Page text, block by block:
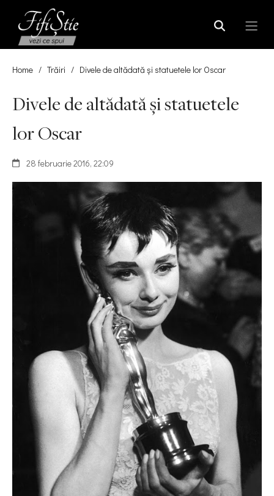
Home / Trăiri / Divele de altădată și statuetele lor Oscar
Divele de altădată și statuetele
lor Oscar
28 februarie 2016, 22:09